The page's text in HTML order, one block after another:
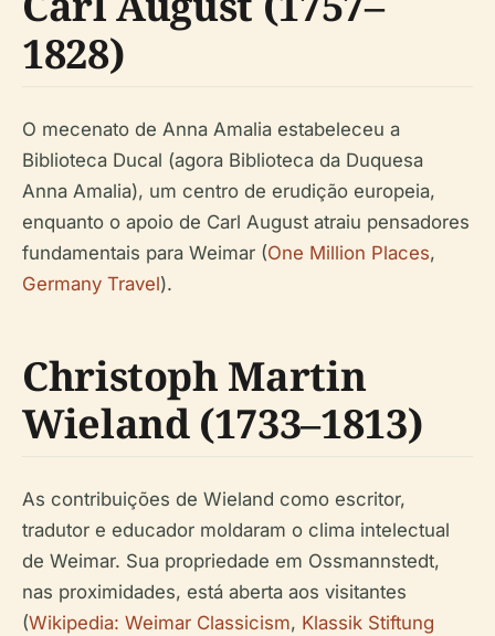
1828)
O mecenato de Anna Amalia estabeleceu a
Biblioteca Ducal (agora Biblioteca da Duquesa
Anna Amalia), um centro de erudição europeia,
enquanto o apoio de Carl August atraiu pensadores
fundamentais para Weimar (One Million Places,
Germany Travel).
Christoph Martin
Wieland (1733–1813)
As contribuições de Wieland como escritor,
tradutor e educador moldaram o clima intelectual
de Weimar. Sua propriedade em Ossmannstedt,
nas proximidades, está aberta aos visitantes
(Wikipedia: Weimar Classicism, Klassik Stiftung